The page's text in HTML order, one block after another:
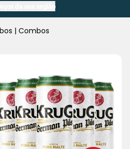
da sua região
| Combos